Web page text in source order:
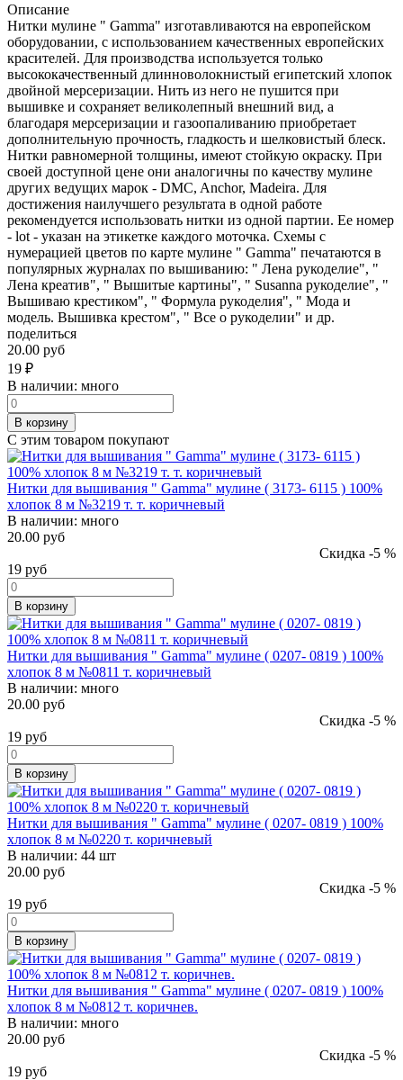
Описание
Нитки мулине " Gamma" изготавливаются на европейском
оборудовании, с использованием качественных европейских
красителей. Для производства используется только
высококачественный длинноволокнистый египетский хлопок
двойной мерсеризации. Нить из него не пушится при
вышивке и сохраняет великолепный внешний вид, а
благодаря мерсеризации и газоопаливанию приобретает
дополнительную прочность, гладкость и шелковистый блеск.
Нитки равномерной толщины, имеют стойкую окраску. При
своей доступной цене они аналогичны по качеству мулине
других ведущих марок - DMC, Anchor, Madeira. Для
достижения наилучшего результата в одной работе
рекомендуется использовать нитки из одной партии. Ее номер
- lot - указан на этикетке каждого моточка. Схемы с
нумерацией цветов по карте мулине " Gamma" печатаются в
популярных журналах по вышиванию: " Лена рукоделие", "
Лена креатив", " Вышитые картины", " Susanna рукоделие", "
Вышиваю крестиком", " Формула рукоделия", " Мода и
модель. Вышивка крестом", " Все о рукоделии" и др.
поделиться
20.00 руб
19 ₽
В наличии: много
В корзину
С этим товаром покупают
Нитки для вышивания " Gamma" мулине ( 3173- 6115 ) 100%
хлопок 8 м №3219 т. т. коричневый
В наличии: много
20.00 руб
Скидка -5 %
19 руб
В корзину
Нитки для вышивания " Gamma" мулине ( 0207- 0819 ) 100%
хлопок 8 м №0811 т. коричневый
В наличии: много
20.00 руб
Скидка -5 %
19 руб
В корзину
Нитки для вышивания " Gamma" мулине ( 0207- 0819 ) 100%
хлопок 8 м №0220 т. коричневый
В наличии: 44 шт
20.00 руб
Скидка -5 %
19 руб
В корзину
Нитки для вышивания " Gamma" мулине ( 0207- 0819 ) 100%
хлопок 8 м №0812 т. коричнев.
В наличии: много
20.00 руб
Скидка -5 %
19 руб